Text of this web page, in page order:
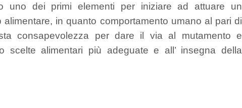
dei primi elementi per iniziare ad attuare un
in quanto comportamento umano al pari di
consapevolezza per dare il via al mutamento e
scelte alimentari più adeguate e all’ insegna della